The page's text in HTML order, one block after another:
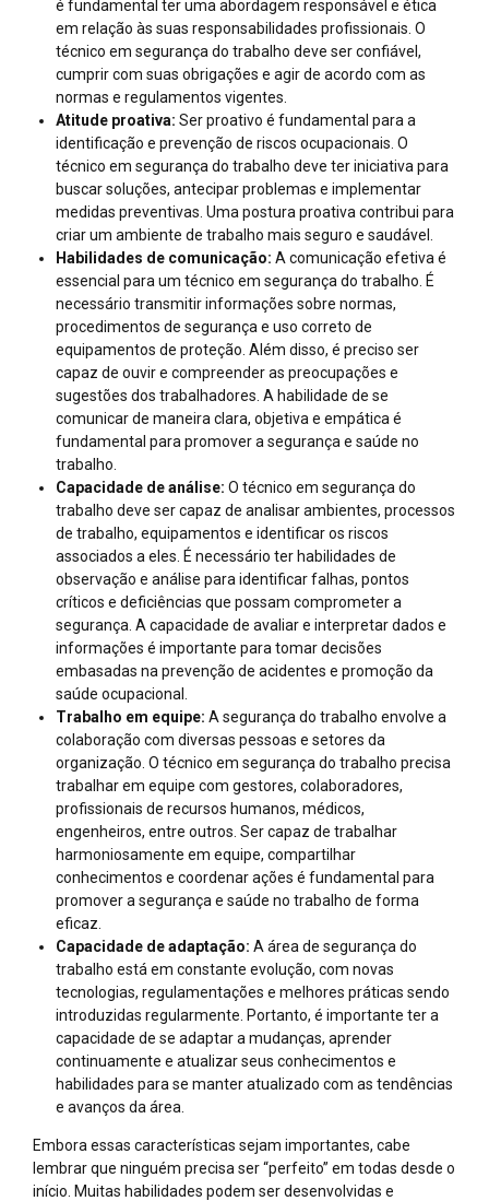
é fundamental ter uma abordagem responsável e ética
em relação às suas responsabilidades profissionais. O
técnico em segurança do trabalho deve ser confiável,
cumprir com suas obrigações e agir de acordo com as
normas e regulamentos vigentes.
Atitude proativa: Ser proativo é fundamental para a
identificação e prevenção de riscos ocupacionais. O
técnico em segurança do trabalho deve ter iniciativa para
buscar soluções, antecipar problemas e implementar
medidas preventivas. Uma postura proativa contribui para
criar um ambiente de trabalho mais seguro e saudável.
Habilidades de comunicação: A comunicação efetiva é
essencial para um técnico em segurança do trabalho. É
necessário transmitir informações sobre normas,
procedimentos de segurança e uso correto de
equipamentos de proteção. Além disso, é preciso ser
capaz de ouvir e compreender as preocupações e
sugestões dos trabalhadores. A habilidade de se
comunicar de maneira clara, objetiva e empática é
fundamental para promover a segurança e saúde no
trabalho.
Capacidade de análise: O técnico em segurança do
trabalho deve ser capaz de analisar ambientes, processos
de trabalho, equipamentos e identificar os riscos
associados a eles. É necessário ter habilidades de
observação e análise para identificar falhas, pontos
críticos e deficiências que possam comprometer a
segurança. A capacidade de avaliar e interpretar dados e
informações é importante para tomar decisões
embasadas na prevenção de acidentes e promoção da
saúde ocupacional.
Trabalho em equipe: A segurança do trabalho envolve a
colaboração com diversas pessoas e setores da
organização. O técnico em segurança do trabalho precisa
trabalhar em equipe com gestores, colaboradores,
profissionais de recursos humanos, médicos,
engenheiros, entre outros. Ser capaz de trabalhar
harmoniosamente em equipe, compartilhar
conhecimentos e coordenar ações é fundamental para
promover a segurança e saúde no trabalho de forma
eficaz.
Capacidade de adaptação: A área de segurança do
trabalho está em constante evolução, com novas
tecnologias, regulamentações e melhores práticas sendo
introduzidas regularmente. Portanto, é importante ter a
capacidade de se adaptar a mudanças, aprender
continuamente e atualizar seus conhecimentos e
habilidades para se manter atualizado com as tendências
e avanços da área.
Embora essas características sejam importantes, cabe
lembrar que ninguém precisa ser “perfeito” em todas desde o
início. Muitas habilidades podem ser desenvolvidas e